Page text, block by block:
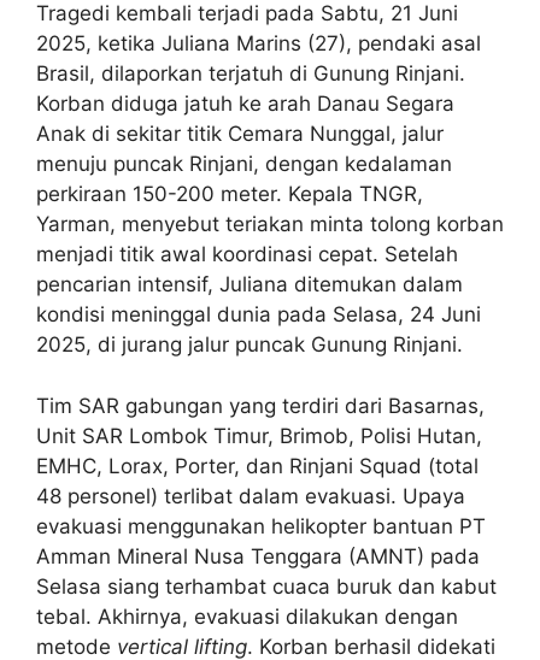
Tragedi kembali terjadi pada Sabtu, 21 Juni
2025, ketika Juliana Marins (27), pendaki asal
Brasil, dilaporkan terjatuh di Gunung Rinjani.
Korban diduga jatuh ke arah Danau Segara
Anak di sekitar titik Cemara Nunggal, jalur
menuju puncak Rinjani, dengan kedalaman
perkiraan 150-200 meter. Kepala TNGR,
Yarman, menyebut teriakan minta tolong korban
menjadi titik awal koordinasi cepat. Setelah
pencarian intensif, Juliana ditemukan dalam
kondisi meninggal dunia pada Selasa, 24 Juni
2025, di jurang jalur puncak Gunung Rinjani.
Tim SAR gabungan yang terdiri dari Basarnas,
Unit SAR Lombok Timur, Brimob, Polisi Hutan,
EMHC, Lorax, Porter, dan Rinjani Squad (total
48 personel) terlibat dalam evakuasi. Upaya
evakuasi menggunakan helikopter bantuan PT
Amman Mineral Nusa Tenggara (AMNT) pada
Selasa siang terhambat cuaca buruk dan kabut
tebal. Akhirnya, evakuasi dilakukan dengan
metode vertical lifting. Korban berhasil didekati